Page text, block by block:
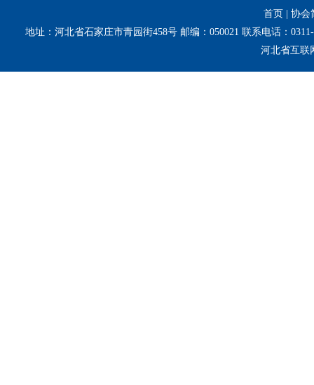
首页
协会
地址：河北省石家庄市青园街458号 邮编：050021 联系电话：
河北省互联